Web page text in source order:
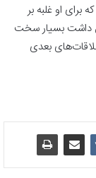
برای او غلبه بر
داشت بسیار سخت
بعدی